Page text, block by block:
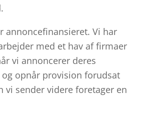
annoncefinansieret. Vi har
med et hav af firmaer
vi annoncerer deres
opnår provision forudsat
vi sender videre foretager en